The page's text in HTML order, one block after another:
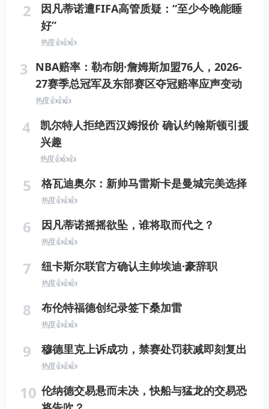
2
因凡蒂诺遭FIFA高管质疑：“至少今晚能睡
好”
热度 👍👍👍
3 NBA赔率：勒布朗·詹姆斯加盟76人，2026-
27赛季总冠军及东部赛区夺冠赔率应声变动
热度 👍👍👍
4
凯尔特人拒绝西汉姆报价 确认约翰斯顿引援
兴趣
热度 👍👍👍
5 格瓦迪奥尔：新帅马雷斯卡是曼城完美选择
热度 👍👍👍
6 因凡蒂诺摇摇欲坠，谁将取而代之？
热度 👍👍👍
7 纽卡斯尔联官方确认主帅埃迪·豪辞职
热度 👍👍👍
8 布伦特福德创纪录签下桑加雷
热度 👍👍👍
9 穆德里克上诉成功，禁赛处罚获减即刻复出
热度 👍👍👍
10 伦纳德交易悬而未决，快船与猛龙的交易恐